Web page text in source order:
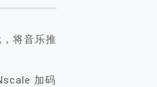
将音乐推
加码